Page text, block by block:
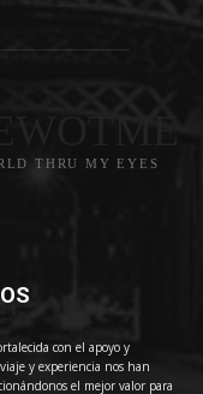
THRU MY EYES
con el apoyo y
y experiencia nos han
el mejor valor para